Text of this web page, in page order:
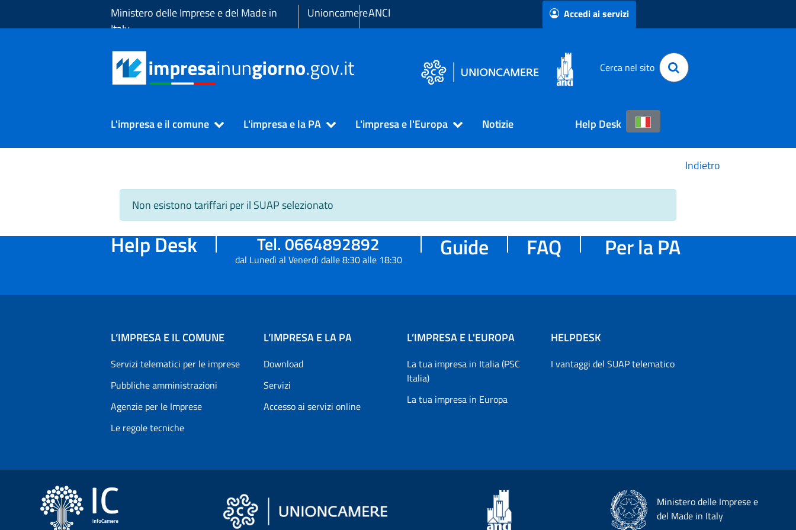
Ministero delle Imprese e del Made in
Italy
UnioncamereANCI Accedi ai servizi
Cerca nel sito
L'impresa e il comune L'impresa e la PA L'impresa e l'Europa Notizie Help Desk
Non esistono tariffari per il SUAP selezionato
Indietro
Help Desk Tel. 0664892892
dal Lunedì al Venerdì dalle 8:30 alle 18:30 Guide FAQ Per la PA
L’IMPRESA E IL COMUNE
Servizi telematici per le imprese
Pubbliche amministrazioni
Agenzie per le Imprese
Le regole tecniche
L’IMPRESA E LA PA
Download
Servizi
Accesso ai servizi online
L’IMPRESA E L'EUROPA
La tua impresa in Italia (PSC
Italia)
La tua impresa in Europa
HELPDESK
I vantaggi del SUAP telematico
Ministero delle Imprese e
del Made in Italy